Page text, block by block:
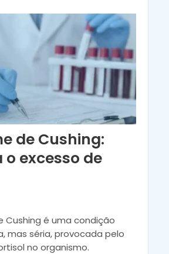
de Cushing:
excesso de
Cushing é uma condição
mas séria, provocada pelo
no organismo.